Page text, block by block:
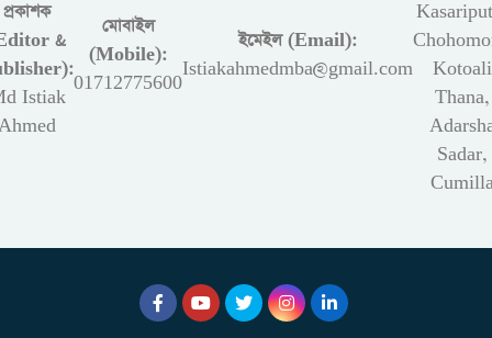
প্রকাশক
&
Istiak
মোবাইল
(Mobile):
01712775600
ইমেইল (Email):
Istiakahmedmba@gmail.com
Kotoali
Thana,
Sadar,